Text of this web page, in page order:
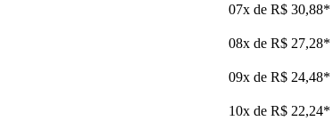
07x de R$ 30,88*
08x de R$ 27,28*
09x de R$ 24,48*
10x de R$ 22,24*